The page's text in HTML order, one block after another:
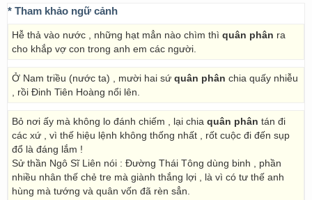
* Tham khảo ngữ cảnh
Hễ thả vào nước , những hạt mẳn nào chìm thì quân phân ra
cho khắp vợ con trong anh em các người.
Ở Nam triều (nước ta) , mười hai sứ quân phân chia quấy nhiễu
, rồi Đinh Tiên Hoàng nổi lên.
Bỏ nơi ấy mà không lo đánh chiếm , lại chia quân phân tán đi
các xứ , vì thế hiệu lệnh không thống nhất , rốt cuộc đi đến sụp
đổ là đáng lắm !
Sử thần Ngô Sĩ Liên nói : Đường Thái Tông dùng binh , phần
nhiều nhân thế chẻ tre mà giành thắng lợi , là vì có tư thế anh
hùng mà tướng và quân vốn đã rèn sẳn.